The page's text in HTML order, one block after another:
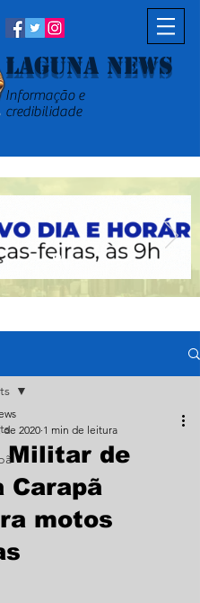
Laguna News
Informação e
credibilidade
Militar de
Carapã
motos
de 2020 1 min de leitura